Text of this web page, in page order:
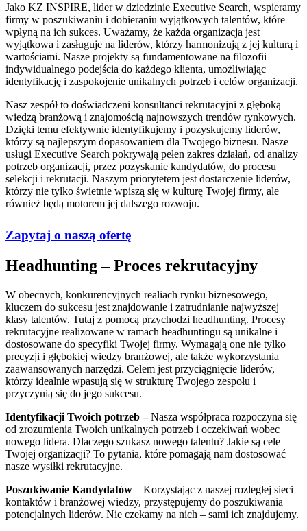
Jako KZ INSPIRE, lider w dziedzinie Executive Search, wspieramy
firmy w poszukiwaniu i dobieraniu wyjątkowych talentów, które
wpłyną na ich sukces. Uważamy, że każda organizacja jest
wyjątkowa i zasługuje na liderów, którzy harmonizują z jej kulturą i
wartościami. Nasze projekty są fundamentowane na filozofii
indywidualnego podejścia do każdego klienta, umożliwiając
identyfikację i zaspokojenie unikalnych potrzeb i celów organizacji.
Nasz zespół to doświadczeni konsultanci rekrutacyjni z głęboką
wiedzą branżową i znajomością najnowszych trendów rynkowych.
Dzięki temu efektywnie identyfikujemy i pozyskujemy liderów,
którzy są najlepszym dopasowaniem dla Twojego biznesu. Nasze
usługi Executive Search pokrywają pełen zakres działań, od analizy
potrzeb organizacji, przez pozyskanie kandydatów, do procesu
selekcji i rekrutacji. Naszym priorytetem jest dostarczenie liderów,
którzy nie tylko świetnie wpiszą się w kulturę Twojej firmy, ale
również będą motorem jej dalszego rozwoju.
Zapytaj o naszą ofertę
Headhunting – Proces rekrutacyjny
W obecnych, konkurencyjnych realiach rynku biznesowego,
kluczem do sukcesu jest znajdowanie i zatrudnianie najwyższej
klasy talentów. Tutaj z pomocą przychodzi headhunting. Procesy
rekrutacyjne realizowane w ramach headhuntingu są unikalne i
dostosowane do specyfiki Twojej firmy. Wymagają one nie tylko
precyzji i głębokiej wiedzy branżowej, ale także wykorzystania
zaawansowanych narzędzi. Celem jest przyciągnięcie liderów,
którzy idealnie wpasują się w strukturę Twojego zespołu i
przyczynią się do jego sukcesu.
Identyfikacji Twoich potrzeb –Nasza współpraca rozpoczyna się
od zrozumienia Twoich unikalnych potrzeb i oczekiwań wobec
nowego lidera. Dlaczego szukasz nowego talentu? Jakie są cele
Twojej organizacji? To pytania, które pomagają nam dostosować
nasze wysiłki rekrutacyjne.
Poszukiwanie Kandydatów – Korzystając z naszej rozległej sieci
kontaktów i branżowej wiedzy, przystępujemy do poszukiwania
potencjalnych liderów. Nie czekamy na nich – sami ich znajdujemy.